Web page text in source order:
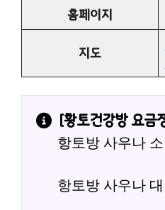
홈페이지
지도
[황토건강방 요금
항토방 사우나 소
항토방 사우나 대